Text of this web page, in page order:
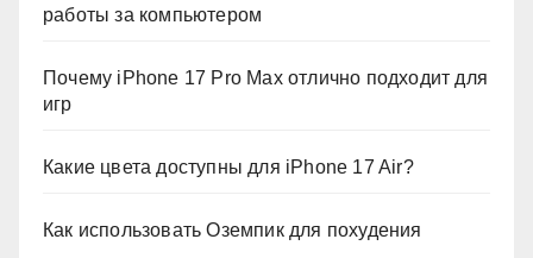
работы за компьютером
Почему iPhone 17 Pro Max отлично подходит для
игр
Какие цвета доступны для iPhone 17 Air?
Как использовать Оземпик для похудения